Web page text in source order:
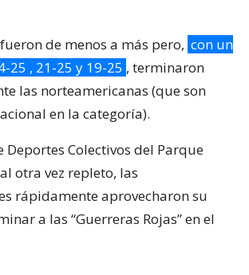
de menos a más pero, con un
25 , 21-25 y 19-25 , terminaron
las norteamericanas (que son
en la categoría).
Deportes Colectivos del Parque
otra vez repleto, las
rápidamente aprovecharon su
a las “Guerreras Rojas” en el